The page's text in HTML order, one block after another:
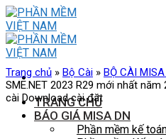
Skip
to
content
TRANG CHỦ
BÁO GIÁ MISA DN
Phần mềm kế
Trang chủ » Bộ Cài » BỘ CÀI
SME.NET 2023 R29 mới nhất
cài Download cài đặt